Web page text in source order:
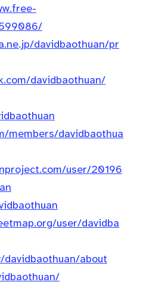
davidbaothuan/pr
davidbaothuan/
members/davidbaothua
user/20196
user/davidba
about